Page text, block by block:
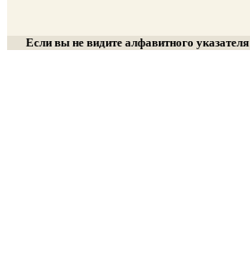
Если вы не видите алфавитного указателя